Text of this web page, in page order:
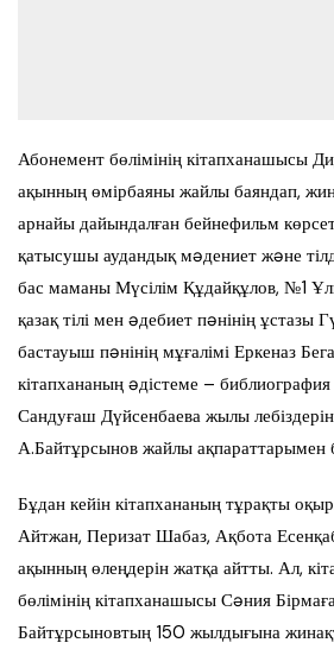
Абонемент бөлімінің кітапханашысы
ақынның өмірбаяны жайлы баяндап,
арнайы дайындалған бейнефильм
қатысушы аудандық мəдениет жəне
бас маманы Мүсілім Құдайқұлов, №1
қазақ тілі мен əдебиет пəнінің ұстазы
бастауыш пəнінің мұғалімі Еркеназ
кітапхананың əдістеме – библиография
Сандуғаш Дүйсенбаева жылы лебіздерін
А.Байтұрсынов жайлы ақпараттарымен
Бұдан кейін кітапхананың тұрақты
Айтжан, Перизат Шабаз, Ақбота
ақынның өлеңдерін жатқа айтты. Ал,
бөлімінің кітапханашысы Сəния
Байтұрсыновтың 150 жылдығына